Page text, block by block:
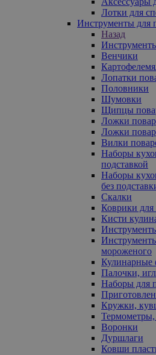
Лотки для
Инструменты для
Назад
Венчики
Лопатки
Половники
Шумовки
Щипцы
Ложки
Ложки
Вилки
Наборы
подставкой
Наборы
без
Скалки
Коврики для
Кисти
мороженого
Кулинарные
Палочки,
Наборы для
Кружки,
Воронки
Дуршлаги
Ковши